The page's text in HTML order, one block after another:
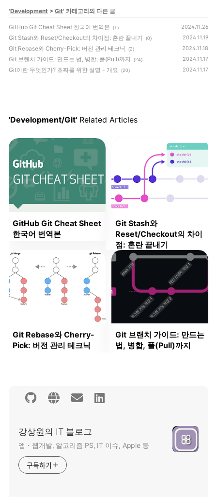
'Development > Git' 카테고리의 다른 글
GitHub Git Cheat Sheet 한국어 번역본 (1) 2024.11.26
Git Stash와 Reset/Checkout의 차이점: 혼란 끝내기 (0) 2024.11.19
Git Rebase와 Cherry-Pick: 버전 관리 테크닉 (2) 2024.11.18
Git 브랜치 가이드: 만드는 법, 병합, 풀(Pull)까지 (24) 2024.11.17
Git이란 무엇인가? 초짜를 위한 설명 - 개요 (20) 2024.11.17
'Development/Git' Related Articles
GitHub Git Cheat Sheet
한국어 번역본
Git Stash와
Reset/Checkout의 차이
점: 혼란 끝내기
Git Rebase와 Cherry-
Pick: 버전 관리 테크닉
Git 브랜치 가이드: 만드는
법, 병합, 풀(Pull)까지
강상원의 IT 블로그
앱・웹개발, 알고리즘 PS, IT 이슈, Apple 등
구독하기